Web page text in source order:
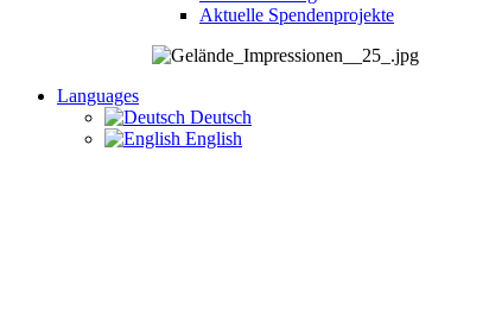
Aktuelle Spendenprojekte
Languages
Deutsch
English